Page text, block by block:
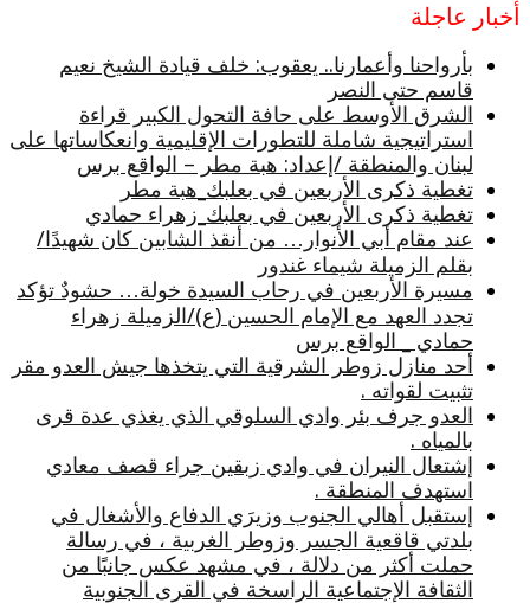
أخبار عاجلة
بأرواحنا وأعمارنا.. يعقوب: خلف قيادة الشيخ نعيم
قاسم حتى النصر
الشرق الأوسط على حافة التحول الكبير قراءة
استراتيجية شاملة للتطورات الإقليمية وانعكاساتها على
لبنان والمنطقة /إعداد: هبة مطر – الواقع برس
تغطية ذكرى الأربعين في بعلبك_هبة مطر
تغطية ذكرى الأربعين في بعلبك_زهراء حمادي
عند مقام أبي الأنوار… من أنقذ الشابين كان شهيدًا/
بقلم الزميلة شيماء غندور
مسيرة الأربعين في رحاب السيدة خولة… حشودٌ تؤكد
تجدد العهد مع الإمام الحسين (ع)/الزميلة زهراء
حمادي _ الواقع برس
أحد منازل زوطر الشرقية التي يتخذها جيش العدو مقر
تثبيت لقواته .
العدو جرف بئر وادي السلوقي الذي يغذي عدة قرى
بالمياه .
إشتعال النيران في وادي زبقين جراء قصف معادي
استهدف المنطقة .
إستقبل أهالي الجنوب وزيرَي الدفاع والأشغال في
بلدتي قاقعية الجسر وزوطر الغربية ، في رسالة
حملت أكثر من دلالة ، في مشهد عكس جانبًا من
الثقافة الإجتماعية الراسخة في القرى الجنوبية